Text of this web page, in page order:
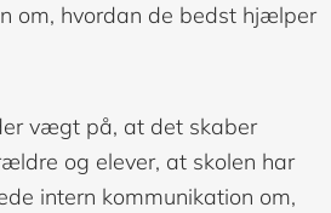
om, hvordan de bedst hjælper
vægt på, at det skaber
og elever, at skolen har
intern kommunikation om,